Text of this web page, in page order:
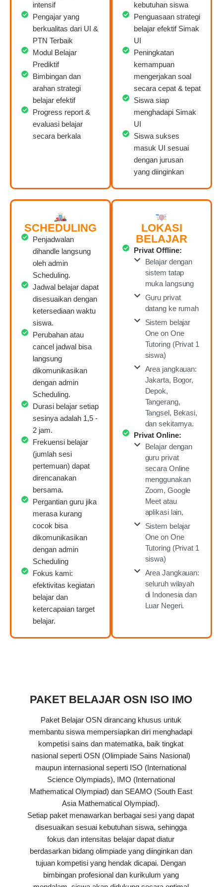
intensif
Pengajar yang
berkualitas dari UI &
PTN Terbaik
Modul Belajar
Prediktif
Bimbingan dan
arahan strategi
belajar efektif
Progress report &
evaluasi belajar
secara berkala
kebutuhan siswa
Penguasaan strategi
belajar efektif Simak
UI
Peningkatan
kemampuan
mengerjakan soal
secara cepat & tepat
Siswa siap
menghadapi Simak
UI
Siswa sukses
masuk UI sesuai
dengan jurusan
yang diinginkan
SCHEDULING
Penjadwalan
dihandle langsung
oleh admin
Scheduling.
Jadwal belajar dapat
disesuaikan dengan
ketersediaan waktu
siswa.
Perubahan atau
cancel jadwal bisa
langsung
dikomunikasikan
dengan admin
Scheduling.
Durasi belajar setiap
sesinya adalah 1,5 -
2 jam.
Frekuensi belajar
(jumlah sesi
pertemuan) dapat
direncanakan
bersama.
Pergantian guru jika
merasa kurang
cocok bisa
dikomunikasikan
dengan admin
Scheduling
Fokus kami:
efektivitas kegiatan
belajar dan
ketercapaian target
belajar.
LOKASI
BELAJAR
Privat Offline:
Belajar dengan
sistem tatap
muka langsung
Guru privat
datang ke rumah
Sistem belajar
One on One
Tutoring (Privat 1
siswa)
Area jangkauan:
Jakarta, Bogor,
Depok,
Tangerang,
Tangsel, Bekasi,
dan sekitarnya.
Privat Online:
Belajar dengan
guru privat
secara Online
menggunakan
Zoom, Google
Meet atau
aplikasi lain,
Sistem belajar
One on One
Tutoring (Privat 1
siswa)
Area Jangkauan:
seluruh wilayah
di Indonesia dan
Luar Negeri.
PAKET BELAJAR OSN ISO IMO
Paket Belajar OSN dirancang khusus untuk
membantu siswa mempersiapkan diri menghadapi
kompetisi sains dan matematika, baik tingkat
nasional seperti OSN (Olimpiade Sains Nasional)
maupun internasional seperti ISO (International
Science Olympiads), IMO (International
Mathematical Olympiad) dan SEAMO (South East
Asia Mathematical Olympiad).
Setiap paket menawarkan berbagai sesi yang dapat
disesuaikan sesuai kebutuhan siswa, sehingga
fokus dan intensitas belajar dapat diatur
berdasarkan bidang olimpiade yang diinginkan dan
tujuan kompetisi yang hendak dicapai. Dengan
bimbingan profesional dan kurikulum yang